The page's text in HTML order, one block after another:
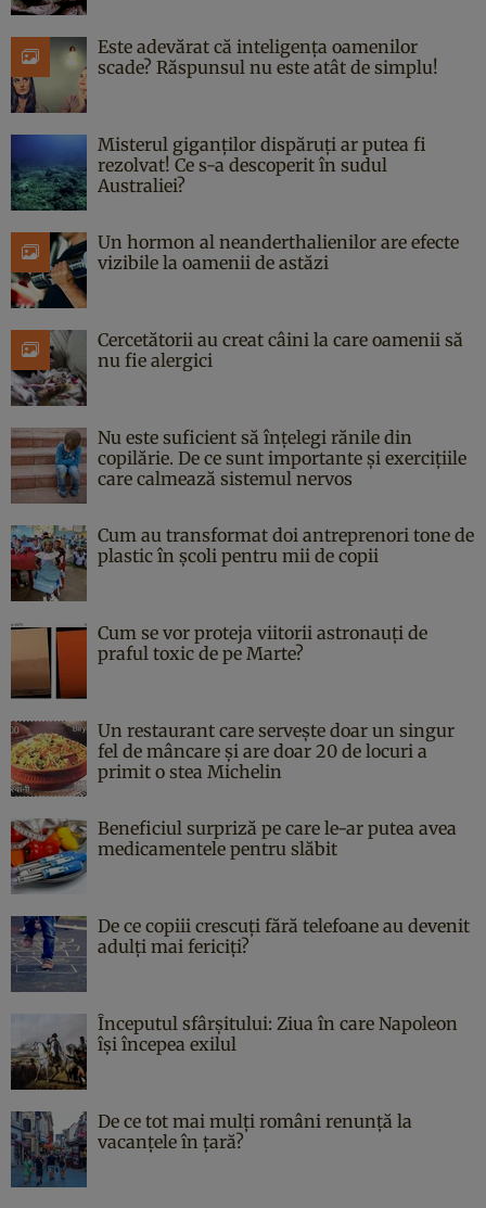
Este adevărat că inteligența oamenilor
scade? Răspunsul nu este atât de simplu!
Misterul giganților dispăruți ar putea fi
rezolvat! Ce s-a descoperit în sudul
Australiei?
Un hormon al neanderthalienilor are efecte
vizibile la oamenii de astăzi
Cercetătorii au creat câini la care oamenii să
nu fie alergici
Nu este suficient să înțelegi rănile din
copilărie. De ce sunt importante și exercițiile
care calmează sistemul nervos
Cum au transformat doi antreprenori tone de
plastic în școli pentru mii de copii
Cum se vor proteja viitorii astronauți de
praful toxic de pe Marte?
Un restaurant care servește doar un singur
fel de mâncare și are doar 20 de locuri a
primit o stea Michelin
Beneficiul surpriză pe care le-ar putea avea
medicamentele pentru slăbit
De ce copiii crescuți fără telefoane au devenit
adulți mai fericiți?
Începutul sfârşitului: Ziua în care Napoleon
îşi începea exilul
De ce tot mai mulți români renunță la
vacanțele în țară?